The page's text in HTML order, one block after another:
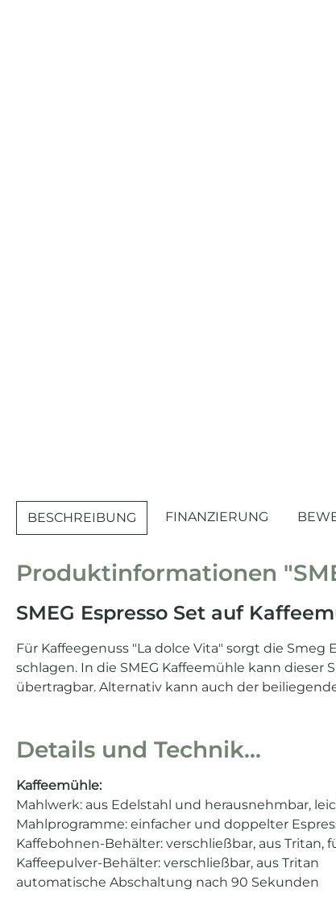
BESCHREIBUNG FINANZIERUNG
Produktinformationen
SMEG Espresso Set auf
Für Kaffeegenuss "La dolce Vita" sorgt die
schlagen. In die SMEG Kaffeemühle kann
übertragbar. Alternativ kann auch der
Details und Technik...
Kaffeemühle:
Mahlwerk: aus Edelstahl und herausnehmbar,
Mahlprogramme: einfacher und doppelter
Kaffebohnen-Behälter: verschließbar, aus Tritan,
Kaffeepulver-Behälter: verschließbar, aus Tritan
automatische Abschaltung nach 90 Sekunden